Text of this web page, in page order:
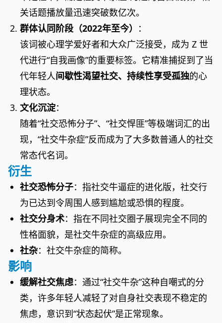
关话题播放量迅速突破数亿次。
群体认同阶段（2022年至今） ：
该词被心理学爱好者和大众广泛接受，成为 Z 世
代进行“自我画像”的重要标签。它精准捕捉到了当
代年轻人间歇性渴望社交、持续性享受孤独的心
理状态。
文化沉淀：
随着“社交恐怖分子”、“社交悍匪”等极端词汇的出
现，“社交牛杂症”反而成为了大多数普通人的社交
常态代名词。
衍生
社交恐怖分子：指社交牛逼症的进化版，社交行
为已达到令周围人感到尴尬或恐惧的程度。
社交分身术：指在不同社交圈子展现完全不同的
性格面貌，是社交牛杂症的高级应用。
社杂：社交牛杂症的简称。
影响
缓解社交焦虑：通过“社交牛杂”这种自嘲式的分
类，许多年轻人减轻了对自身社交表现不稳定的
焦虑，意识到“状态起伏”是正常现象。